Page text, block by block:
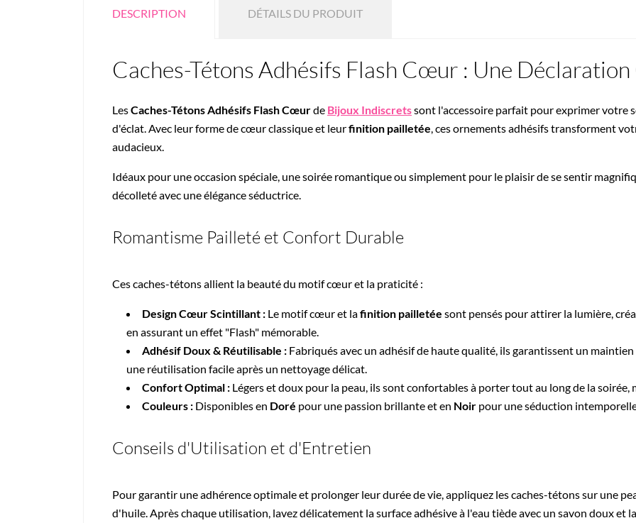
DESCRIPTION DÉTAILS DU PRODUIT
Caches-Tétons Adhésifs Flash Cœur : Une
LesCaches-Tétons Adhésifs Flash Cœurde Bijoux Indiscretssont l'accessoire parfait pour exprimer votre
d'éclat. Avec leur forme de cœur classique et leurfinition pailletée , ces ornements adhésifs transforment
audacieux.
Idéaux pour une occasion spéciale, une soirée romantique ou simplement pour le plaisir de se sentir
décolleté avec une élégance séductrice.
Romantisme Pailleté et Confort Durable
Ces caches-tétons allient la beauté du motif cœur et la praticité :
Design Cœur Scintillant : Le motif cœur et lafinition pailletée sont pensés pour attirer la lumière,
en assurant un effet "Flash" mémorable.
Adhésif Doux & Réutilisable : Fabriqués avec un adhésif de haute qualité, ils garantissent un
une réutilisation facile après un nettoyage délicat.
Confort Optimal : Légers et doux pour la peau, ils sont confortables à porter tout au long de la soirée,
Couleurs : Disponibles en Doré pour une passion brillante et en Noir pour une séduction
Conseils d'Utilisation et d'Entretien
Pour garantir une adhérence optimale et prolonger leur durée de vie, appliquez les caches-tétons sur une
d'huile. Après chaque utilisation, lavez délicatement la surface adhésive à l'eau tiède avec un savon doux et